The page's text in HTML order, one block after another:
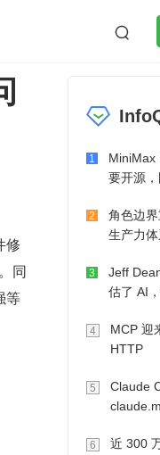

作
微服务架构
修
同
等
1
MiniMax
要开源
2
角色边
生产力
3
Jeff
估了 AI
4
MCP 迎
HTTP
5
Claude
6
近 300